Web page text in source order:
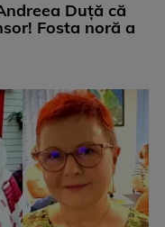
Duță că
Fosta noră a